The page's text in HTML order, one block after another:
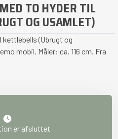
TO HYDER TIL
OG USAMLET)
(Ubrugt og
mobil. Måler: ca. 116 cm. Fra
er afsluttet